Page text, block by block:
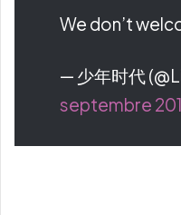
We don’t
— 少年时代
septembre